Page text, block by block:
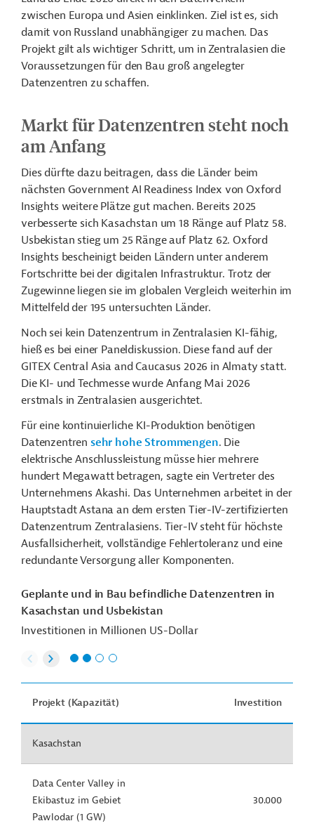
zwischen Europa und Asien einklinken. Ziel ist es, sich
damit von Russland unabhängiger zu machen. Das
Projekt gilt als wichtiger Schritt, um in Zentralasien die
Voraussetzungen für den Bau groß angelegter
Datenzentren zu schaffen.
Markt für Datenzentren steht noch
am Anfang
Dies dürfte dazu beitragen, dass die Länder beim
nächsten Government AI Readiness Index von Oxford
Insights weitere Plätze gut machen. Bereits 2025
verbesserte sich Kasachstan um 18 Ränge auf Platz 58.
Usbekistan stieg um 25 Ränge auf Platz 62. Oxford
Insights bescheinigt beiden Ländern unter anderem
Fortschritte bei der digitalen Infrastruktur. Trotz der
Zugewinne liegen sie im globalen Vergleich weiterhin im
Mittelfeld der 195 untersuchten Länder.
Noch sei kein Datenzentrum in Zentralasien KI-fähig,
hieß es bei einer Paneldiskussion. Diese fand auf der
GITEX Central Asia and Caucasus 2026 in Almaty statt.
Die KI- und Techmesse wurde Anfang Mai 2026
erstmals in Zentralasien ausgerichtet.
Für eine kontinuierliche KI-Produktion benötigen
Datenzentren sehr hohe Strommengen. Die
elektrische Anschlussleistung müsse hier mehrere
hundert Megawatt betragen, sagte ein Vertreter des
Unternehmens Akashi. Das Unternehmen arbeitet in der
Hauptstadt Astana an dem ersten Tier-IV-zertifizierten
Datenzentrum Zentralasiens. Tier-IV steht für höchste
Ausfallsicherheit, vollständige Fehlertoleranz und eine
redundante Versorgung aller Komponenten.
Geplante und in Bau befindliche Datenzentren in
Kasachstan und Usbekistan
Investitionen in Millionen US-Dollar
Projekt (Kapazität) Investition
Kasachstan
Data Center Valley in
Ekibastuz im Gebiet
Pawlodar (1 GW)
30.000